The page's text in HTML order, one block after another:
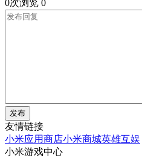
0次浏览 0
发布
友情链接
小米应用商店小米商城英雄互娱
小米游戏中心